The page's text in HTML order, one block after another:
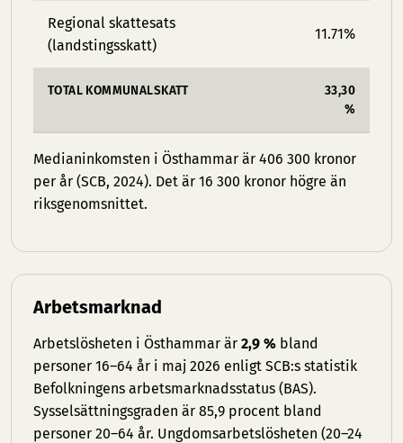
Regional skattesats
(landstingsskatt)
11.71%
TOTAL KOMMUNALSKATT
33,30
%
Medianinkomsten i Östhammar är 406 300 kronor
per år (SCB, 2024). Det är 16 300 kronor högre än
riksgenomsnittet.
Arbetsmarknad
Arbetslösheten i Östhammar är 2,9 % bland
personer 16–64 år i maj 2026 enligt SCB:s statistik
Befolkningens arbetsmarknadsstatus (BAS).
Sysselsättningsgraden är 85,9 procent bland
personer 20–64 år. Ungdomsarbetslösheten (20–24